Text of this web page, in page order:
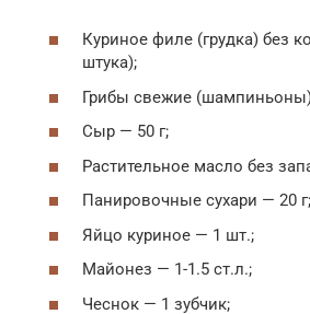
Куриное филе (грудка) без
штука);
Грибы свежие
Сыр — 50 г;
Растительное масло без
Панировочные сухари — 20 г;
Яйцо куриное — 1 шт.;
Майонез — 1-1.5 ст.л.;
Чеснок — 1 зубчик;